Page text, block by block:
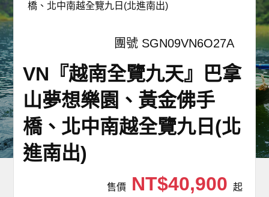
悠遊美加
遊輪河輪
世界臻旅
中東非洲
歐洲之旅
橋、北中南越全覽九日(北進南出)
團號 SGN09VN6O27A
VN『越南全覽九天』巴拿
山夢想樂園、黃金佛手
橋、北中南越全覽九日(北
進南出)
售價NT$40,900 起